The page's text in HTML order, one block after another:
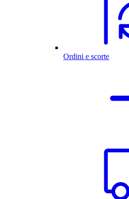
Ordini e scorte